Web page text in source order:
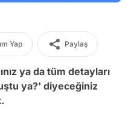
Yap Paylaş
ya da tüm detayları
ya?' diyeceğiniz